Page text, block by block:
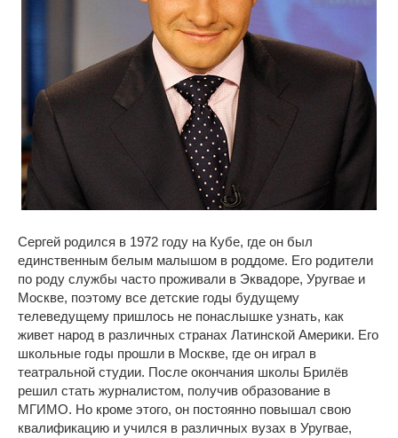
Сергей родился в 1972 году на Кубе, где он был
единственным белым малышом в роддоме. Его родители
по роду службы часто проживали в Эквадоре, Уругвае и
Москве, поэтому все детские годы будущему
телеведущему пришлось не понаслышке узнать, как
живет народ в различных странах Латинской Америки. Его
школьные годы прошли в Москве, где он играл в
театральной студии. После окончания школы Брилёв
решил стать журналистом, получив образование в
МГИМО. Но кроме этого, он постоянно повышал свою
квалификацию и учился в различных вузах в Уругвае,